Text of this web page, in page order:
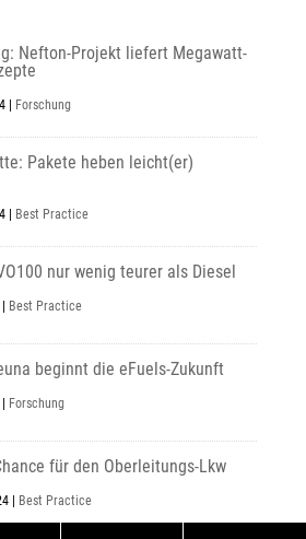
Nefton-Projekt liefert Megawatt-
| Forschung
Pakete heben leicht(er)
| Best Practice
nur wenig teurer als Diesel
Best Practice
beginnt die eFuels-Zukunft
Forschung
für den Oberleitungs-Lkw
| Best Practice